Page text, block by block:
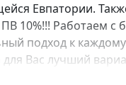
Евпатории.
ПВ 10%!!!
подход к
Вас лучший
ипотеке,